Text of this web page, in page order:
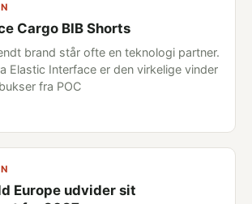
Cargo BIB Shorts
brand står ofte en teknologi partner.
Elastic Interface er den virkelige vinder
fra POC
Europe udvider sit